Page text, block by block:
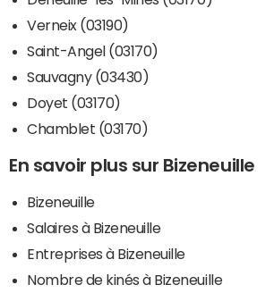
Verneix (03190)
Saint-Angel (03170)
Sauvagny (03430)
Doyet (03170)
Chamblet (03170)
En savoir plus sur Bizeneuille
Bizeneuille
Salaires à Bizeneuille
Entreprises à Bizeneuille
Nombre de kinés à Bizeneuille